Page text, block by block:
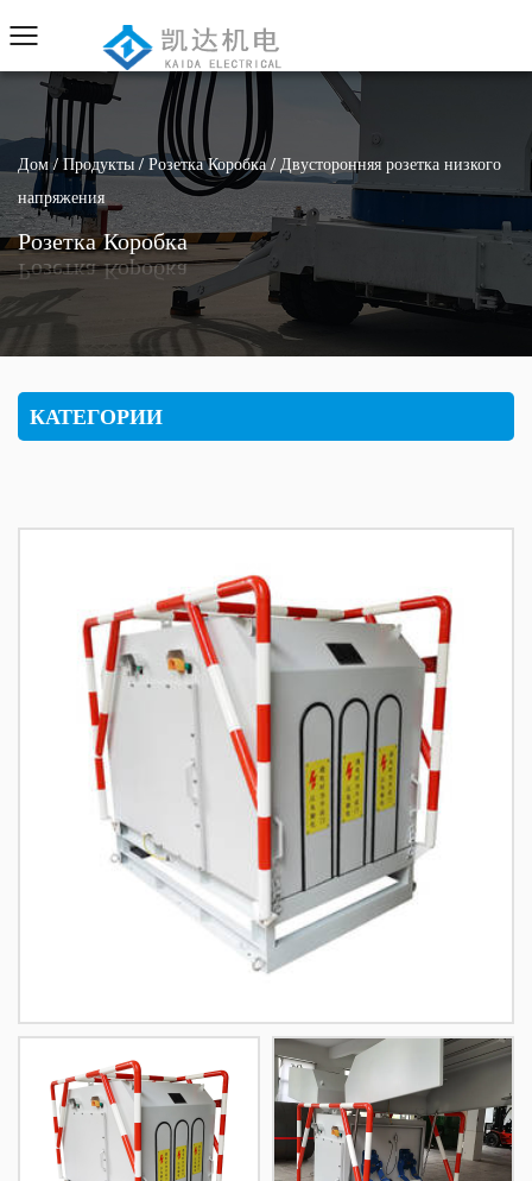
Дом/Продукты / Розетка Коробка/ Двусторонняя розетка низкого
напряжения
Розетка Коробка
КАТЕГОРИИ